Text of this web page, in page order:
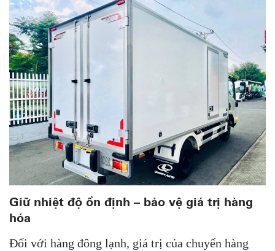
Giữ nhiệt độ ổn định – bảo vệ giá trị hàng
hóa
Đối với hàng đông lạnh, giá trị của chuyến hàng